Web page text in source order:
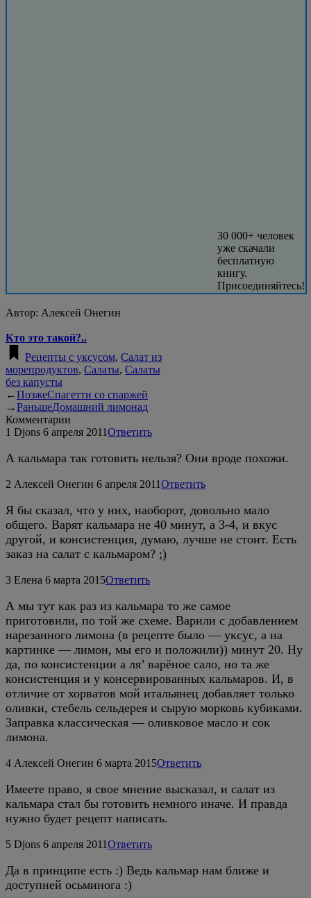
30 000+ человек
уже скачали
бесплатную
книгу.
Присоединяйтесь!
Автор: Алексей Онегин
Кто это такой?..
Рецепты с уксусом, Салат из
морепродуктов, Салаты, Салаты
без капусты
←ПозжеСпагетти со спаржей
→РаньшеДомашний лимонад
Комментарии
1 Djons 6 апреля 2011Ответить
А кальмара так готовить нельзя? Они вроде похожи.
2 Алексей Онегин 6 апреля 2011Ответить
Я бы сказал, что у них, наоборот, довольно мало
общего. Варят кальмара не 40 минут, а 3-4, и вкус
другой, и консистенция, думаю, лучше не стоит. Есть
заказ на салат с кальмаром? ;)
3 Елена 6 марта 2015Ответить
А мы тут как раз из кальмара то же самое
приготовили, по той же схеме. Варили с добавлением
нарезанного лимона (в рецепте было — уксус, а на
картинке — лимон, мы его и положили)) минут 20. Ну
да, по консистенции а ля’ варёное сало, но та же
консистенция и у консервированных кальмаров. И, в
отличие от хорватов мой итальянец добавляет только
оливки, стебель сельдерея и сырую морковь кубиками.
Заправка классическая — оливковое масло и сок
лимона.
4 Алексей Онегин 6 марта 2015Ответить
Имеете право, я свое мнение высказал, и салат из
кальмара стал бы готовить немного иначе. И правда
нужно будет рецепт написать.
5 Djons 6 апреля 2011Ответить
Да в принципе есть :) Ведь кальмар нам ближе и
доступней осьминога :)